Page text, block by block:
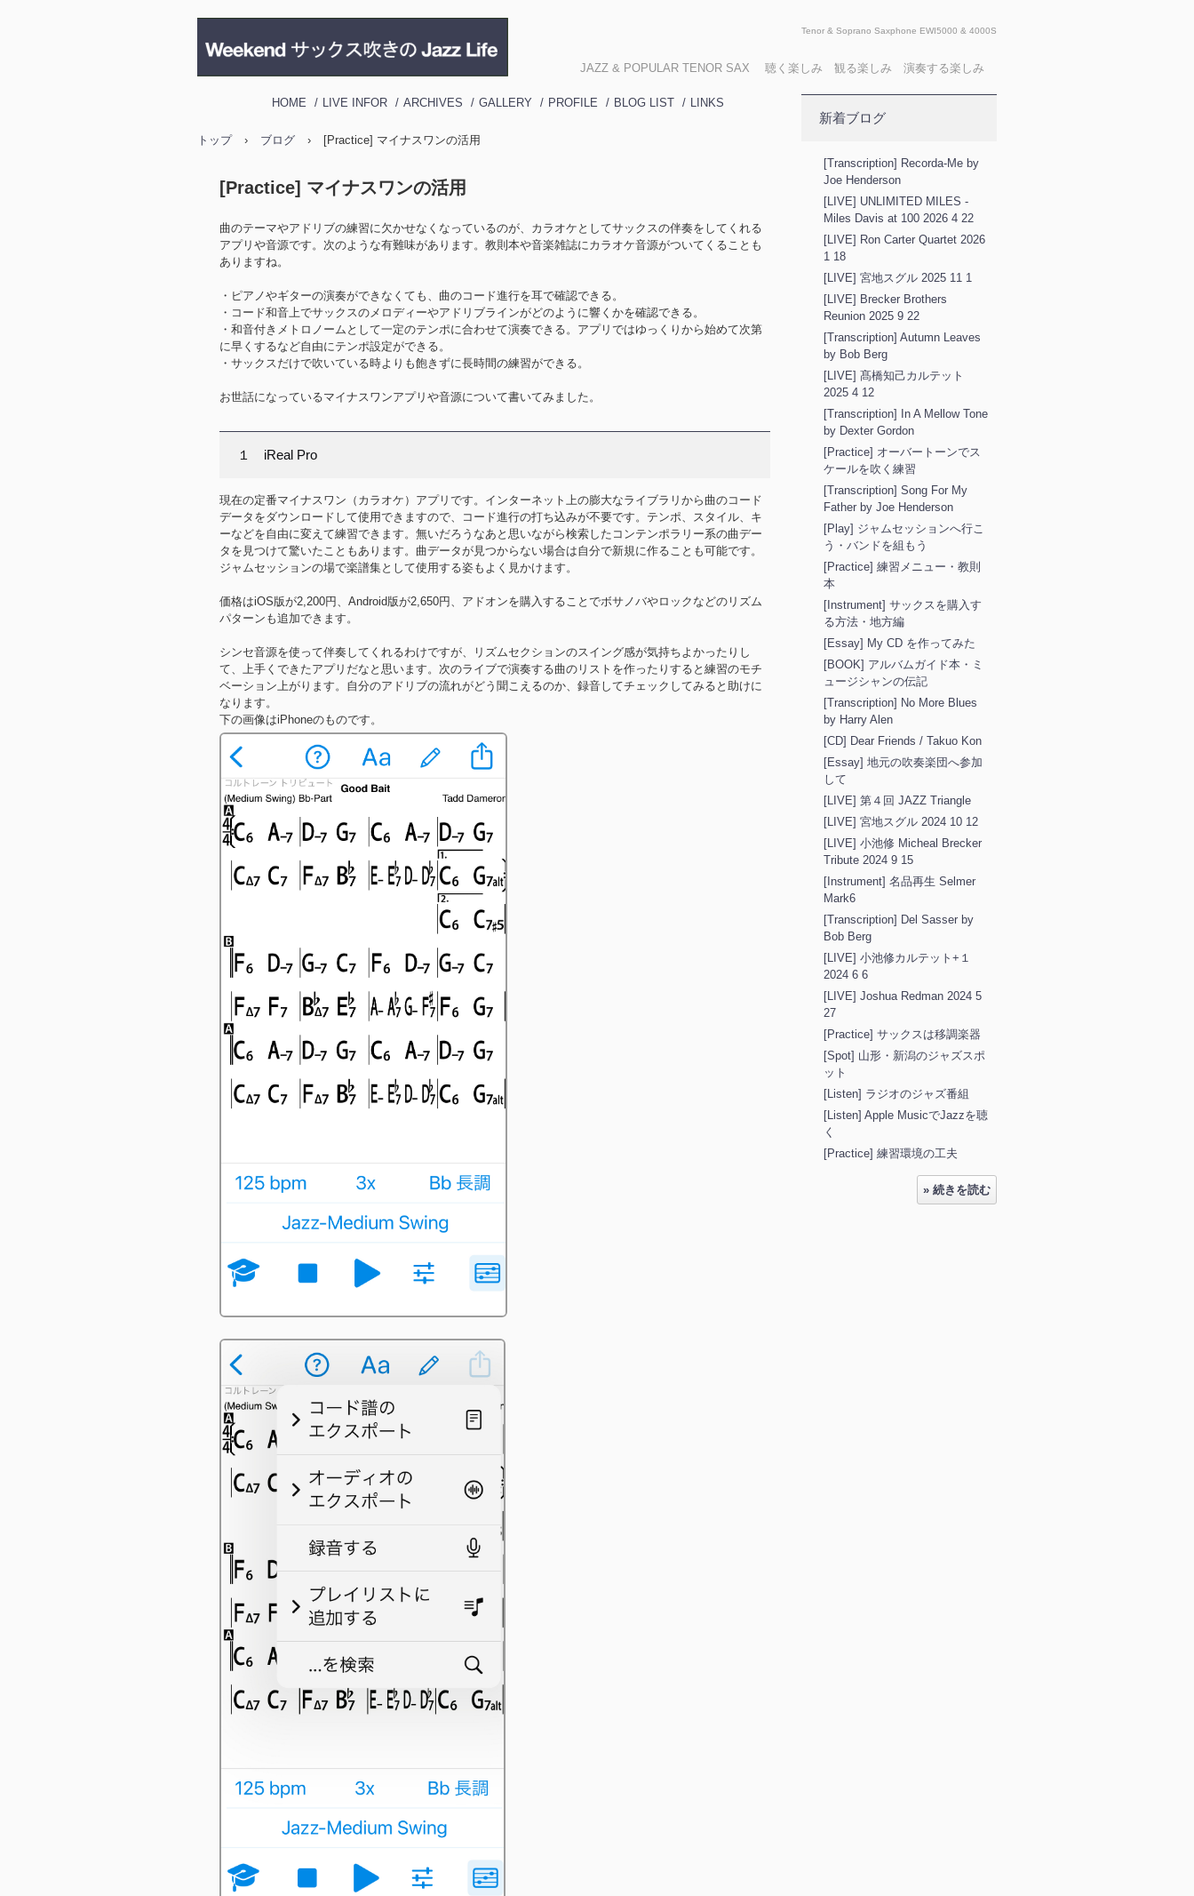
Tenor & Soprano Saxphone EWI5000 & 4000S
JAZZ & POPULAR TENOR SAX 聴く楽しみ 観る楽しみ 演奏する楽しみ
HOME LIVE INFOR ARCHIVES GALLERY PROFILE BLOG LIST LINKS
トップ › ブログ › [Practice] マイナスワンの活用
[Practice] マイナスワンの活用
曲のテーマやアドリブの練習に欠かせなくなっているのが、カラオケとしてサックスの伴奏をしてくれる
アプリや音源です。次のような有難味があります。教則本や音楽雑誌にカラオケ音源がついてくることも
ありますね。
・ピアノやギターの演奏ができなくても、曲のコード進行を耳で確認できる。
・コード和音上でサックスのメロディーやアドリブラインがどのように響くかを確認できる。
・和音付きメトロノームとして一定のテンポに合わせて演奏できる。アプリではゆっくりから始めて次第
に早くするなど自由にテンポ設定ができる。
・サックスだけで吹いている時よりも飽きずに長時間の練習ができる。
お世話になっているマイナスワンアプリや音源について書いてみました。
１ iReal Pro
現在の定番マイナスワン（カラオケ）アプリです。インターネット上の膨大なライブラリから曲のコード
データをダウンロードして使用できますので、コード進行の打ち込みが不要です。テンポ、スタイル、キ
ーなどを自由に変えて練習できます。無いだろうなあと思いながら検索したコンテンポラリー系の曲デー
タを見つけて驚いたこともあります。曲データが見つからない場合は自分で新規に作ることも可能です。
ジャムセッションの場で楽譜集として使用する姿もよく見かけます。
価格はiOS版が2,200円、Android版が2,650円、アドオンを購入することでボサノバやロックなどのリズム
パターンも追加できます。
シンセ音源を使って伴奏してくれるわけですが、リズムセクションのスイング感が気持ちよかったりし
て、上手くできたアプリだなと思います。次のライブで演奏する曲のリストを作ったりすると練習のモチ
ベーション上がります。自分のアドリブの流れがどう聞こえるのか、録音してチェックしてみると助けに
なります。
下の画像はiPhoneのものです。
新着ブログ
[Transcription] Recorda-Me by
Joe Henderson
[LIVE] UNLIMITED MILES -
Miles Davis at 100 2026 4 22
[LIVE] Ron Carter Quartet 2026
1 18
[LIVE] 宮地スグル 2025 11 1
[LIVE] Brecker Brothers
Reunion 2025 9 22
[Transcription] Autumn Leaves
by Bob Berg
[LIVE] 髙橋知己カルテット
2025 4 12
[Transcription] In A Mellow Tone
by Dexter Gordon
[Practice] オーバートーンでス
ケールを吹く練習
[Transcription] Song For My
Father by Joe Henderson
[Play] ジャムセッションへ行こ
う・バンドを組もう
[Practice] 練習メニュー・教則
本
[Instrument] サックスを購入す
る方法・地方編
[Essay] My CD を作ってみた
[BOOK] アルバムガイド本・ミ
ュージシャンの伝記
[Transcription] No More Blues
by Harry Alen
[CD] Dear Friends / Takuo Kon
[Essay] 地元の吹奏楽団へ参加
して
[LIVE] 第４回 JAZZ Triangle
[LIVE] 宮地スグル 2024 10 12
[LIVE] 小池修 Micheal Brecker
Tribute 2024 9 15
[Instrument] 名品再生 Selmer
Mark6
[Transcription] Del Sasser by
Bob Berg
[LIVE] 小池修カルテット+１
2024 6 6
[LIVE] Joshua Redman 2024 5
27
[Practice] サックスは移調楽器
[Spot] 山形・新潟のジャズスポ
ット
[Listen] ラジオのジャズ番組
[Listen] Apple MusicでJazzを聴
く
[Practice] 練習環境の工夫
» 続きを読む